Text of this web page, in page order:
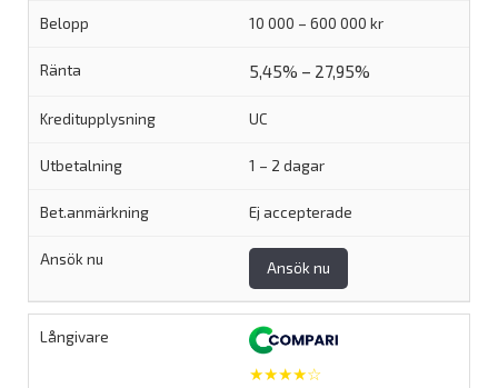
10 000 – 600 000 kr
5,45% – 27,95%
UC
1 – 2 dagar
Ej accepterade
Ansök nu
★★★★☆